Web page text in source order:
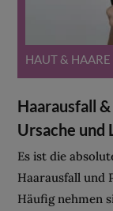
HAUT & HAARE
Haarausfall
Ursache und
Es ist die
Haarausfall und
Häufig nehmen